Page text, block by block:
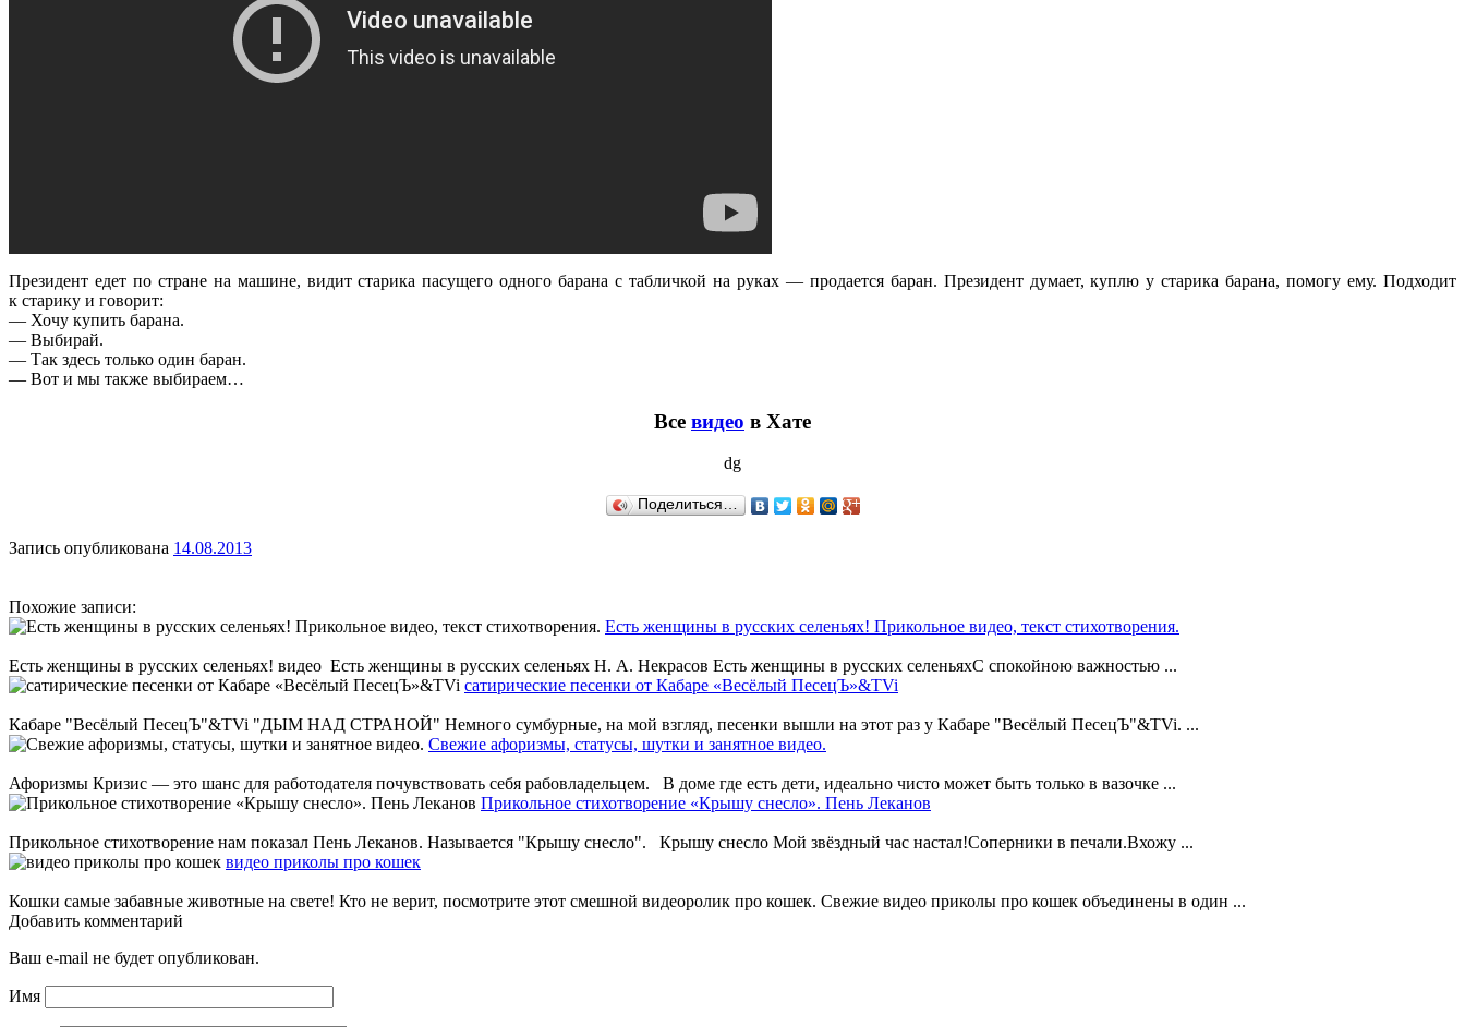
Президент едет по стране на машине, видит старика пасущего одного барана с табличкой на руках — продается баран. Президент думает, куплю у старика барана, помогу ему. Подходит
к старику и говорит:
— Хочу купить барана.
— Выбирай.
— Так здесь только один баран.
— Вот и мы также выбираем…
Все видео в Хате
dg
Поделиться…
Запись опубликована 14.08.2013
Похожие записи:
Есть женщины в русских селеньях! Прикольное видео, текст стихотворения.
Есть женщины в русских селеньях! видео Есть женщины в русских селеньях Н. А. Некрасов Есть женщины в русских селеньяхС спокойною важностью ...
сатирические песенки от Кабаре «Весёлый ПесецЪ»&TVi
Кабаре "Весёлый ПесецЪ"&TVi "ДЫМ НАД СТРАНОЙ" Немного сумбурные, на мой взгляд, песенки вышли на этот раз у Кабаре "Весёлый ПесецЪ"&TVi. ...
Свежие афоризмы, статусы, шутки и занятное видео.
Афоризмы Кризис — это шанс для работодателя почувствовать себя рабовладельцем. В доме где есть дети, идеально чисто может быть только в вазочке ...
Прикольное стихотворение «Крышу снесло». Пень Леканов
Прикольное стихотворение нам показал Пень Леканов. Называется "Крышу снесло". Крышу снесло Мой звёздный час настал!Соперники в печали.Вхожу ...
видео приколы про кошек
Кошки самые забавные животные на свете! Кто не верит, посмотрите этот смешной видеоролик про кошек. Свежие видео приколы про кошек объединены в один ...
Добавить комментарий
Ваш e-mail не будет опубликован.
Имя